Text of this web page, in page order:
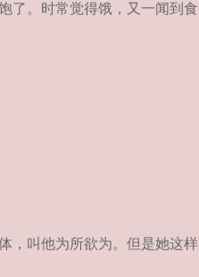
了。时常觉得饿，又一闻到食
，叫他为所欲为。但是她这样